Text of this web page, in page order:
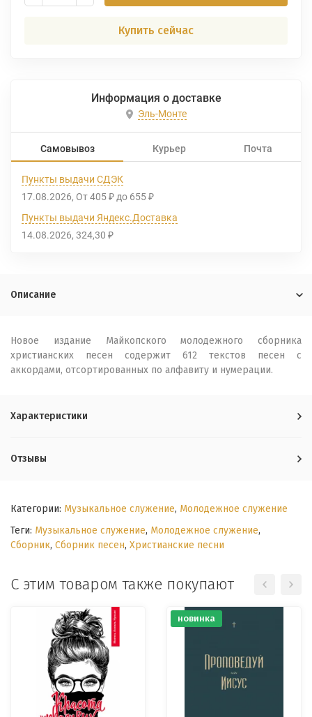
Купить сейчас
Информация о доставке
Эль-Монте
Самовывоз Курьер Почта
Пункты выдачи СДЭК
17.08.2026 От 405 ₽ до 655 ₽
Пункты выдачи Яндекс.Доставка
14.08.2026 324,30 ₽
Описание
Новое издание Майкопского молодежного сборника
христианских песен содержит 612 текстов песен с
аккордами, отсортированных по алфавиту и нумерации.
Характеристики
Отзывы
Категории: Музыкальное служение, Молодежное служение
Теги: Музыкальное служение, Молодежное служение,
Сборник, Сборник песен, Христианские песни
С этим товаром также покупают
новинка